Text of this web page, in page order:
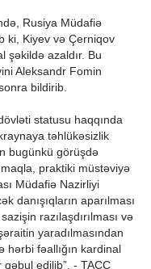
Rusiya Müdafiə
ki, Kiyev və Çerniqov
şəkildə azaldır. Bu
Aleksandr Fomin
bildirib.
statusu haqqında
təhlükəsizlik
bugünkü görüşdə
praktiki müstəviyə
Müdafiə Nazirliyi
danışıqların aparılması
razılaşdırılması və
yaradılmasından
fəallığın kardinal
qəbul edilib”, - TACC